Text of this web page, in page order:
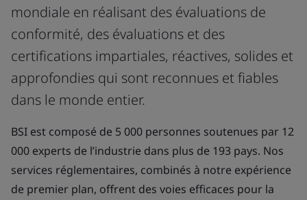
mondiale en réalisant des évaluations de
conformité, des évaluations et des
certifications impartiales, réactives, solides et
approfondies qui sont reconnues et fiables
dans le monde entier.
BSI est composé de 5 000 personnes soutenues par 12
000 experts de l’industrie dans plus de 193 pays. Nos
services réglementaires, combinés à notre expérience
de premier plan, offrent des voies efficaces pour la